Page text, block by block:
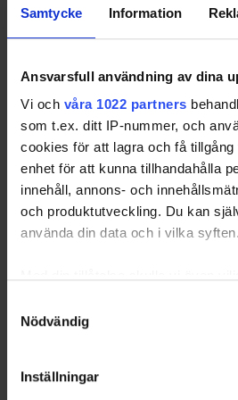
Samtycke Information
Ansvarsfull användning av dina
Vi och våra 1022 partners
som t.ex. ditt IP-nummer, och
cookies för att lagra och få
enhet för att kunna tillhandahålla
innehåll, annons- och
och produktutveckling. Du kan
använda din data och i vilka syften.
som kan ha en noggrannhet
Ta reda på mer om hur dina
Nödvändig
Inställningar